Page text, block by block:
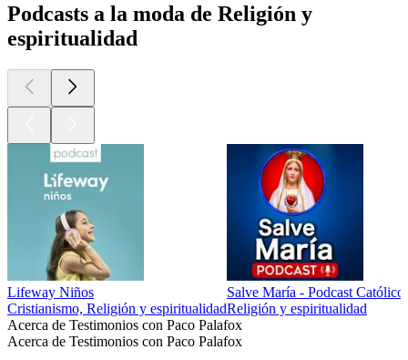
Podcasts a la moda de Religión y
espiritualidad
Lifeway Niños
Cristianismo, Religión y espiritualidad
Salve María - Podcast Católico
Religión y espiritualidad
Acerca de Testimonios con Paco Palafox
Acerca de Testimonios con Paco Palafox